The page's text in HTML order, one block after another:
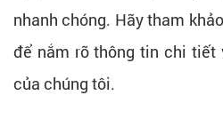
nhanh chóng. Hãy tham
để nắm rõ thông tin chi tiết
của chúng tôi.